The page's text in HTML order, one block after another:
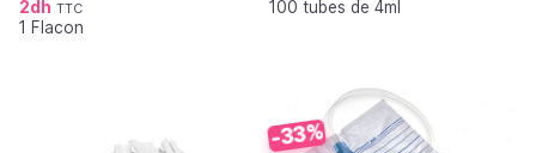
Note4.92
sur 5
2dh TTC
1 Flacon
100 tubes de 4ml
-33%